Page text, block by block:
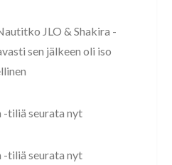
JLO & Shakira -
sen jälkeen oli iso
-tiliä seurata nyt
-tiliä seurata nyt